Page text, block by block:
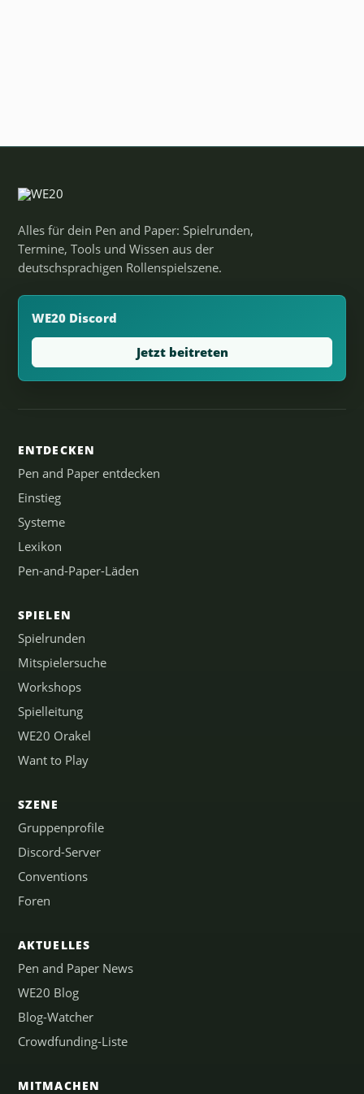
Alles für dein Pen and Paper: Spielrunden,
Termine, Tools und Wissen aus der
deutschsprachigen Rollenspielszene.
WE20 Discord
Jetzt beitreten
ENTDECKEN
Pen and Paper entdecken
Einstieg
Systeme
Lexikon
Pen-and-Paper-Läden
SPIELEN
Spielrunden
Mitspielersuche
Workshops
Spielleitung
WE20 Orakel
Want to Play
SZENE
Gruppenprofile
Discord-Server
Conventions
Foren
AKTUELLES
Pen and Paper News
WE20 Blog
Blog-Watcher
Crowdfunding-Liste
MITMACHEN